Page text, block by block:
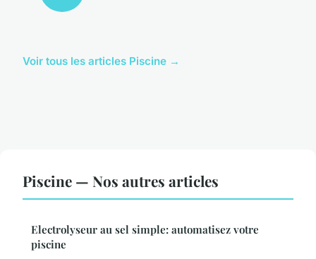
Voir tous les articles Piscine →
Piscine — Nos autres articles
Electrolyseur au sel simple: automatisez votre
piscine